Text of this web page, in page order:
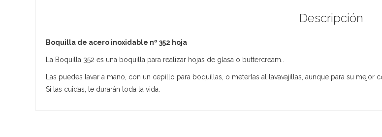
Descripción
Boquilla de acero inoxidable nº 352 hoja
La Boquilla 352 es una boquilla para realizar hojas de glasa o buttercream..
Las puedes lavar a mano, con un cepillo para boquillas, o meterlas al lavavajillas, aunque para su
Si las cuidas, te durarán toda la vida.